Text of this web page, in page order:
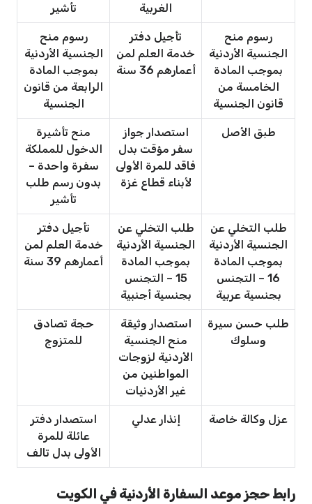
الغربية
تأشير
رسوم منح
الجنسية الأردنية
بموجب المادة
الخامسة من
قانون الجنسية
تأجيل دفتر
خدمة العلم لمن
أعمارهم 36 سنة
رسوم منح
الجنسية الأردنية
بموجب المادة
الرابعة من قانون
الجنسية
طبق الأصل
استصدار جواز
سفر مؤقت بدل
فاقد للمرة الأولى
لأبناء قطاع غزة
منح تأشيرة
الدخول للمملكة
سفرة واحدة –
بدون رسم طلب
تأشير
طلب التخلي عن
الجنسية الأردنية
بموجب المادة
16 – التجنس
بجنسية عربية
طلب التخلي عن
الجنسية الأردنية
بموجب المادة
15 – التجنس
بجنسية أجنبية
تأجيل دفتر
خدمة العلم لمن
أعمارهم 39 سنة
طلب حسن سيرة
وسلوك
استصدار وثيقة
منح الجنسية
الأردنية لزوجات
المواطنين من
غير الأردنيات
حجة تصادق
للمتزوج
عزل وكالة خاصة إنذار عدلي
استصدار دفتر
عائلة للمرة
الأولى بدل تالف
رابط حجز موعد السفارة الأردنية في الكويت